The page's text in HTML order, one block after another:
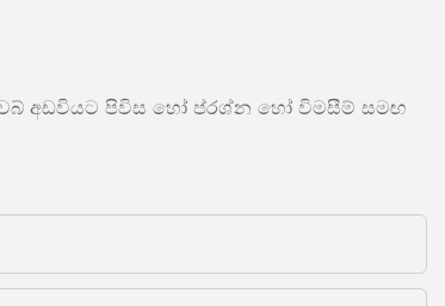
අඩවියට පිවිස හෝ ප්රශ්න හෝ විමසීම් සමඟ